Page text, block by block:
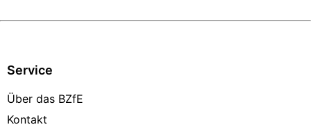
Service
Über das BZfE
Kontakt